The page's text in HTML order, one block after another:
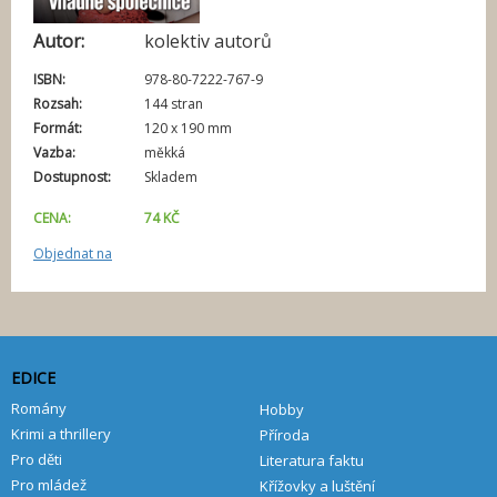
Autor: kolektiv autorů
ISBN:
978-80-7222-767-9
Rozsah:
144 stran
Formát:
120 x 190 mm
Vazba:
měkká
Dostupnost:
Skladem
CENA:
74 KČ
Objednat na
EDICE
Romány
Krimi a thrillery
Pro děti
Pro mládež
Hobby
Příroda
Literatura faktu
Křížovky a luštění